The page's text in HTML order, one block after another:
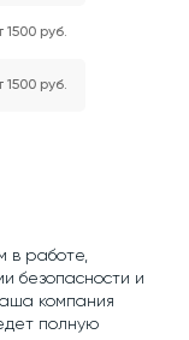
1500 руб.
1500 руб.
в работе,
безопасности и
компания
полную